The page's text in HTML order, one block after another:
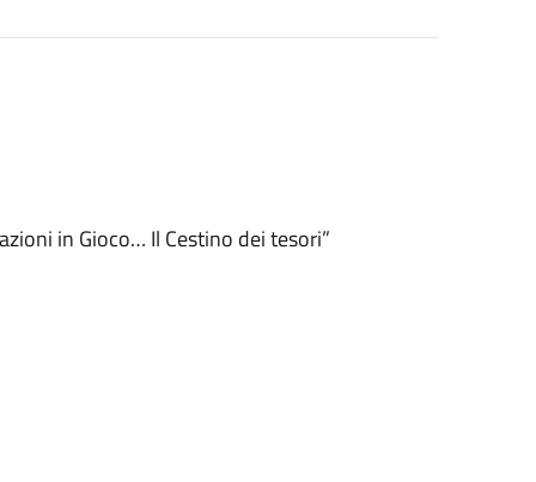
in Gioco… Il Cestino dei tesori”